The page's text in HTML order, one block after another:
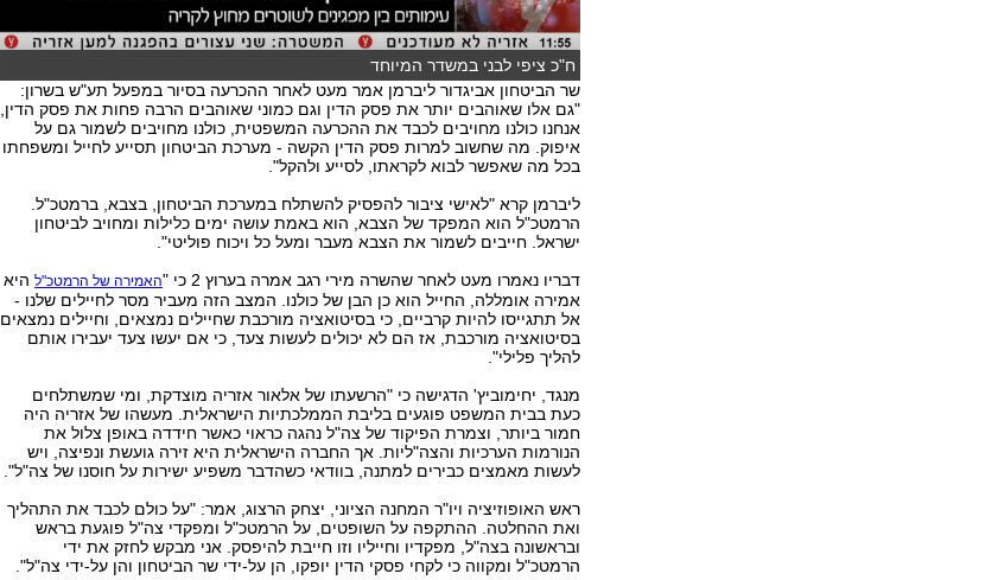
ח"כ ציפי לבני במשדר המיוחד
שר הביטחון אביגדור ליברמן אמר מעט לאחר ההכרעה בסיור במפעל תע"ש בשרון:
"גם אלו שאוהבים יותר את פסק הדין וגם כמוני שאוהבים הרבה פחות את פסק הדין,
אנחנו כולנו מחויבים לכבד את ההכרעה המשפטית, כולנו מחויבים לשמור גם על
איפוק. מה שחשוב למרות פסק הדין הקשה - מערכת הביטחון תסייע לחייל ומשפחתו
בכל מה שאפשר לבוא לקראתו, לסייע ולהקל".
ליברמן קרא "לאישי ציבור להפסיק להשתלח במערכת הביטחון, בצבא, ברמטכ"ל.
הרמטכ"ל הוא המפקד של הצבא, הוא באמת עושה ימים כלילות ומחויב לביטחון
ישראל. חייבים לשמור את הצבא מעבר ומעל כל ויכוח פוליטי".
דבריו נאמרו מעט לאחר שהשרה מירי רגב אמרה בערוץ 2 כי "
האמירה של הרמטכ"להיא
אמירה אומללה, החייל הוא כן הבן של כולנו. המצב הזה מעביר מסר לחיילים שלנו -
אל תתגייסו להיות קרביים, כי בסיטואציה מורכבת שחיילים נמצאים, וחיילים נמצאים
בסיטואציה מורכבת, אז הם לא יכולים לעשות צעד, כי אם יעשו צעד יעבירו אותם
להליך פלילי".
מנגד, יחימוביץ' הדגישה כי "הרשעתו של אלאור אזריה מוצדקת, ומי שמשתלחים
כעת בבית המשפט פוגעים בליבת הממלכתיות הישראלית. מעשהו של אזריה היה
חמור ביותר, וצמרת הפיקוד של צה"ל נהגה כראוי כאשר חידדה באופן צלול את
הנורמות הערכיות והצה"ליות. אך החברה הישראלית היא זירה גועשת ונפיצה, ויש
לעשות מאמצים כבירים למתנה, בוודאי כשהדבר משפיע ישירות על חוסנו של צה"ל".
ראש האופוזיציה ויו"ר המחנה הציוני, יצחק הרצוג, אמר: "על כולם לכבד את התהליך
ואת ההחלטה. ההתקפה על השופטים, על הרמטכ"ל ומפקדי צה"ל פוגעת בראש
ובראשונה בצה"ל, מפקדיו וחייליו וזו חייבת להיפסק. אני מבקש לחזק את ידי
הרמטכ"ל ומקווה כי לקחי פסקי הדין יופקו, הן על-ידי שר הביטחון והן על-ידי צה"ל".